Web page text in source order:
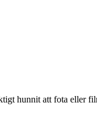
hunnit att fota